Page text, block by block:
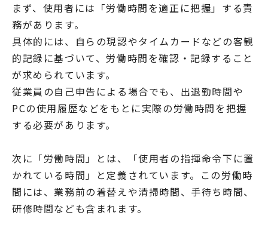
まず、使用者には「労働時間を適正に把握」する責
務があります。
具体的には、自らの現認やタイムカードなどの客観
的記録に基づいて、労働時間を確認・記録すること
が求められています。
従業員の自己申告による場合でも、出退勤時間や
PCの使用履歴などをもとに実際の労働時間を把握
する必要があります。
次に「労働時間」とは、「使用者の指揮命令下に置
かれている時間」と定義されています。この労働時
間には、業務前の着替えや清掃時間、手待ち時間、
研修時間なども含まれます。